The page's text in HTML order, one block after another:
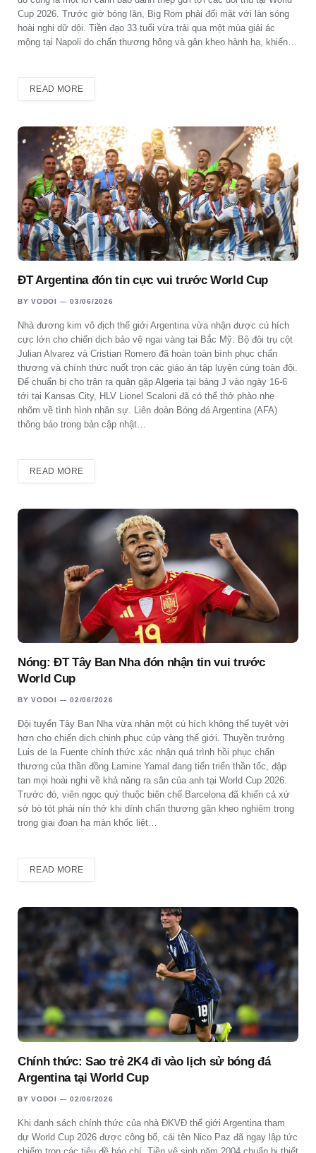
Cup 2026. Trước giờ bóng lăn, Big Rom phải đối mặt với làn sóng
hoài nghi dữ dội. Tiền đạo 33 tuổi vừa trải qua một mùa giải ác
mộng tại Napoli do chấn thương hông và gân kheo hành hạ, khiến…
READ MORE
ĐT Argentina đón tin cực vui trước World Cup
BY VODOI 03/06/2026
Nhà đương kim vô địch thế giới Argentina vừa nhận được cú hích
cực lớn cho chiến dịch bảo vệ ngai vàng tại Bắc Mỹ. Bộ đôi trụ cột
Julian Alvarez và Cristian Romero đã hoàn toàn bình phục chấn
thương và chính thức nuốt trọn các giáo án tập luyện cùng toàn đội.
Để chuẩn bị cho trận ra quân gặp Algeria tại bảng J vào ngày 16-6
tới tại Kansas City, HLV Lionel Scaloni đã có thể thở phào nhẹ
nhõm về tình hình nhân sự. Liên đoàn Bóng đá Argentina (AFA)
thông báo trong bản cập nhật…
READ MORE
Nóng: ĐT Tây Ban Nha đón nhận tin vui trước
World Cup
BY VODOI 02/06/2026
Đội tuyển Tây Ban Nha vừa nhận một cú hích không thể tuyệt vời
hơn cho chiến dịch chinh phục cúp vàng thế giới. Thuyền trưởng
Luis de la Fuente chính thức xác nhận quá trình hồi phục chấn
thương của thần đồng Lamine Yamal đang tiến triển thần tốc, đập
tan mọi hoài nghi về khả năng ra sân của anh tại World Cup 2026.
Trước đó, viên ngọc quý thuộc biên chế Barcelona đã khiến cả xứ
sở bò tót phải nín thở khi dính chấn thương gân kheo nghiêm trọng
trong giai đoạn hạ màn khốc liệt…
READ MORE
Chính thức: Sao trẻ 2K4 đi vào lịch sử bóng đá
Argentina tại World Cup
BY VODOI 02/06/2026
Khi danh sách chính thức của nhà ĐKVĐ thế giới Argentina tham
dự World Cup 2026 được công bố, cái tên Nico Paz đã ngay lập tức